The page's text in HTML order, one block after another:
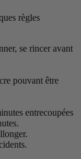
règles
se rincer avant
pouvant être
entrecoupées